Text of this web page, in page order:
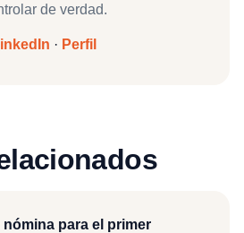
de verdad.
· Perfil
para el primer